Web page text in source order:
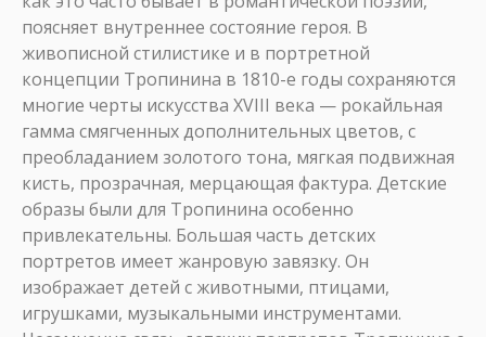
поясняет внутреннее состояние героя. В
живописной стилистике и в портретной
концепции Тропинина в 1810-е годы сохраняются
многие черты искусства XVIII века — рокайльная
гамма смягченных дополнительных цветов, с
преобладанием золотого тона, мягкая подвижная
кисть, прозрачная, мерцающая фактура. Детские
образы были для Тропинина особенно
привлекательны. Большая часть детских
портретов имеет жанровую завязку. Он
изображает детей с животными, птицами,
игрушками, музыкальными инструментами.